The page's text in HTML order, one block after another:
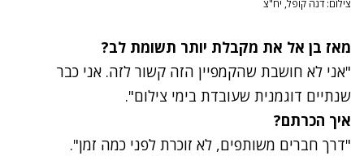
צילום: דנה קופל, יח"צ
מאז בן אל את מקבלת יותר תשומת לב?
"אני לא חושבת שהקמפיין הזה קשור לזה. אני כבר
שנתיים דוגמנית שעובדת בימי צילום".
איך הכרתם?
"דרך חברים משותפים, לא זוכרת לפני כמה זמן".